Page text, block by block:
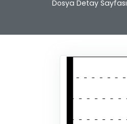
Dosya Detay Sayfası